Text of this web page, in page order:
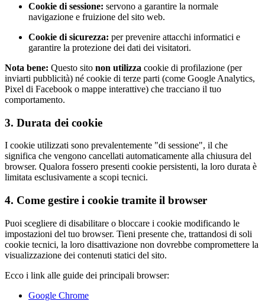
Cookie di sessione: servono a garantire la normale
navigazione e fruizione del sito web.
Cookie di sicurezza: per prevenire attacchi informatici e
garantire la protezione dei dati dei visitatori.
Nota bene: Questo sito non utilizza cookie di profilazione (per
inviarti pubblicità) né cookie di terze parti (come Google Analytics,
Pixel di Facebook o mappe interattive) che tracciano il tuo
comportamento.
3. Durata dei cookie
I cookie utilizzati sono prevalentemente "di sessione", il che
significa che vengono cancellati automaticamente alla chiusura del
browser. Qualora fossero presenti cookie persistenti, la loro durata è
limitata esclusivamente a scopi tecnici.
4. Come gestire i cookie tramite il browser
Puoi scegliere di disabilitare o bloccare i cookie modificando le
impostazioni del tuo browser. Tieni presente che, trattandosi di soli
cookie tecnici, la loro disattivazione non dovrebbe compromettere la
visualizzazione dei contenuti statici del sito.
Ecco i link alle guide dei principali browser:
Google Chrome